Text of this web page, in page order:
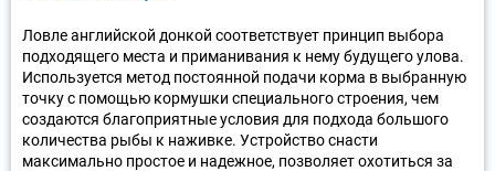
Ловле английской донкой соответствует принцип выбора
подходящего места и приманивания к нему будущего улова.
Используется метод постоянной подачи корма в выбранную
точку с помощью кормушки специального строения, чем
создаются благоприятные условия для подхода большого
количества рыбы к наживке. Устройство снасти
максимально простое и надежное, позволяет охотиться за